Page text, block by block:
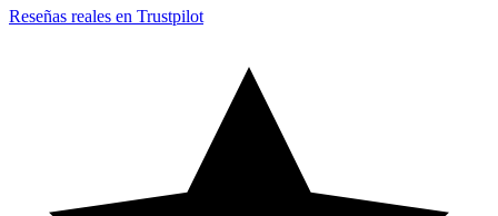
Reseñas reales en Trustpilot